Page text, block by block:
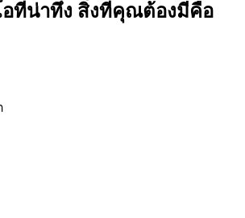
อที่น่าทึ่ง สิ่งที่คุณต้องมีคือ